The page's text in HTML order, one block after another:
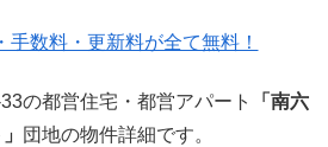
手数料・更新料が全て無料！
の都営住宅・都営アパート
「南六
団地の物件詳細です。